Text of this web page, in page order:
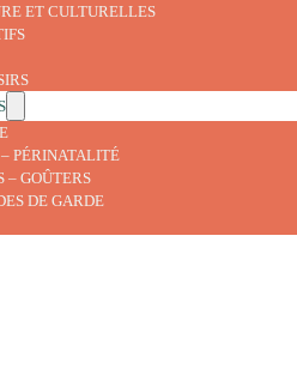
ET CULTURELLES
PÉRINATALITÉ
– GOÛTERS
DE GARDE